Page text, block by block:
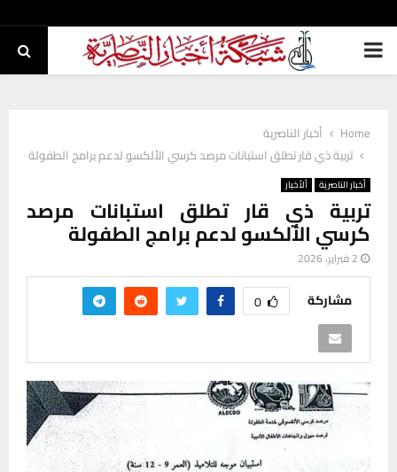
PRIMARY
Home
أخبار الناصرية
تربية ذي قار تطلق استبانات مرصد كرسي الألكسو لدعم برامج الطفولة
أخبار الناصرية ألأخبار
تربية ذي قار تطلق استبانات مرصد
كرسي الألكسو لدعم برامج الطفولة
2 فبراير، 2026
مشاركة 0